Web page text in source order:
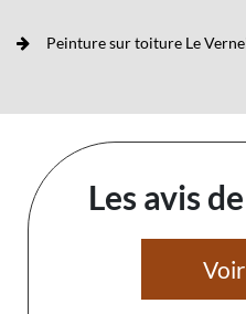
Peinture sur toiture Le
Les avis